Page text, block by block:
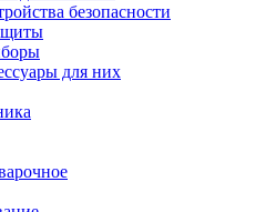
безопасности
для них